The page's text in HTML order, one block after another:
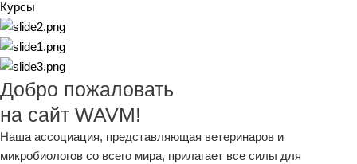
Курсы
Добро пожаловать
на сайт WAVM!
Наша ассоциация, представляющая ветеринаров и
микробиологов со всего мира, прилагает все силы для